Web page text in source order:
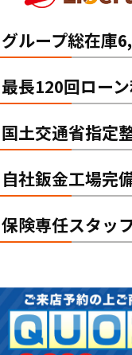
グループ総在庫
最長120回ロー
国土交通省指定
自社鈑金工場完
保険専任スタッ